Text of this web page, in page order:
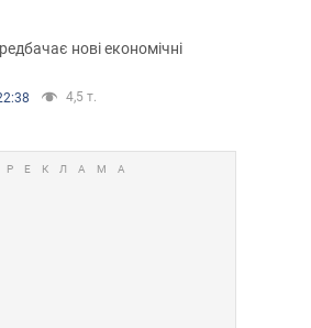
нові економічні
4,5 т.